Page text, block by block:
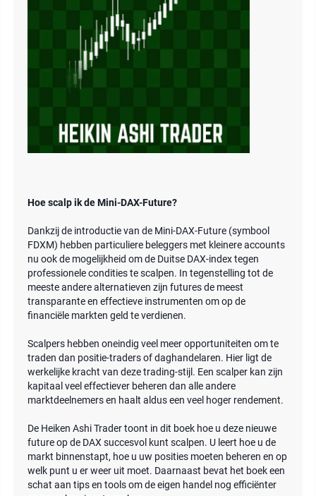
Hoe scalp ik de Mini-DAX-Future?
Dankzij de introductie van de Mini-DAX-Future (symbool
FDXM) hebben particuliere beleggers met kleinere accounts
nu ook de mogelijkheid om de Duitse DAX-index tegen
professionele condities te scalpen. In tegenstelling tot de
meeste andere alternatieven zijn futures de meest
transparante en effectieve instrumenten om op de
financiële markten geld te verdienen.
Scalpers hebben oneindig veel meer opportuniteiten om te
traden dan positie-traders of daghandelaren. Hier ligt de
werkelijke kracht van deze trading-stijl. Een scalper kan zijn
kapitaal veel effectiever beheren dan alle andere
marktdeelnemers en haalt aldus een veel hoger rendement.
De Heiken Ashi Trader toont in dit boek hoe u deze nieuwe
future op de DAX succesvol kunt scalpen. U leert hoe u de
markt binnenstapt, hoe u uw posities moeten beheren en op
welk punt u er weer uit moet. Daarnaast bevat het boek een
schat aan tips en tools om de eigen handel nog efficiënter